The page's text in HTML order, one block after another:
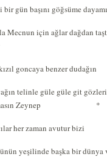
bir gün başını göğsüme
Mecnun için ağlar dağdan
goncaya benzer dudağın
telinle güle güle git
Zeynep *
her zaman avutur bizi
yeşilinde başka bir dünya